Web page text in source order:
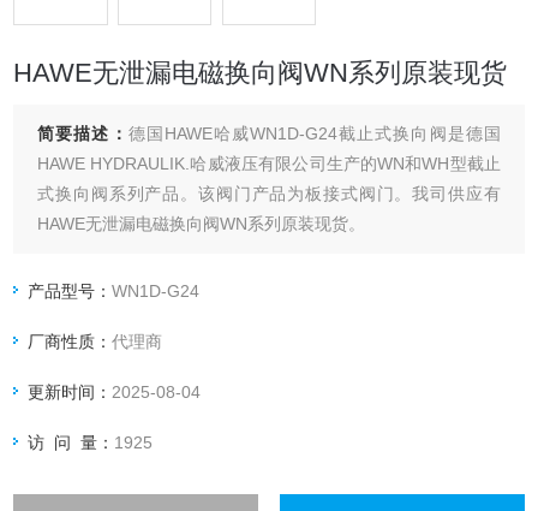
HAWE无泄漏电磁换向阀WN系列原装现货
简要描述： 德国HAWE哈威WN1D-G24截止式换向阀是德国
HAWE HYDRAULIK.哈威液压有限公司生产的WN和WH型截止
式换向阀系列产品。该阀门产品为板接式阀门。我司供应有
HAWE无泄漏电磁换向阀WN系列原装现货。
产品型号：WN1D-G24
厂商性质：代理商
更新时间： 2025-08-04
访 问 量： 1925